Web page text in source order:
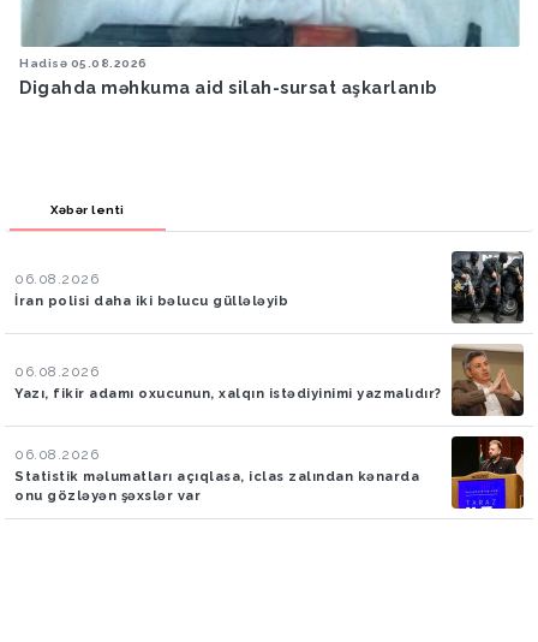
Hadisə 05.08.2026
Digahda məhkuma aid silah-sursat aşkarlanıb
Xəbər lenti
06.08.2026
İran polisi daha iki bəlucu güllələyib
06.08.2026
Yazı, fikir adamı oxucunun, xalqın istədiyinimi yazmalıdır?
06.08.2026
Statistik məlumatları açıqlasa, iclas zalından kənarda
onu gözləyən şəxslər var